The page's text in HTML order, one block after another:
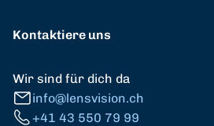
Kontaktiere uns
Wir sind für dich da
info@lensvision.ch
+41 43 550 79 99